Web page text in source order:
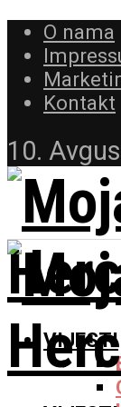
O nama
Kontakt
10.
VIJESTI